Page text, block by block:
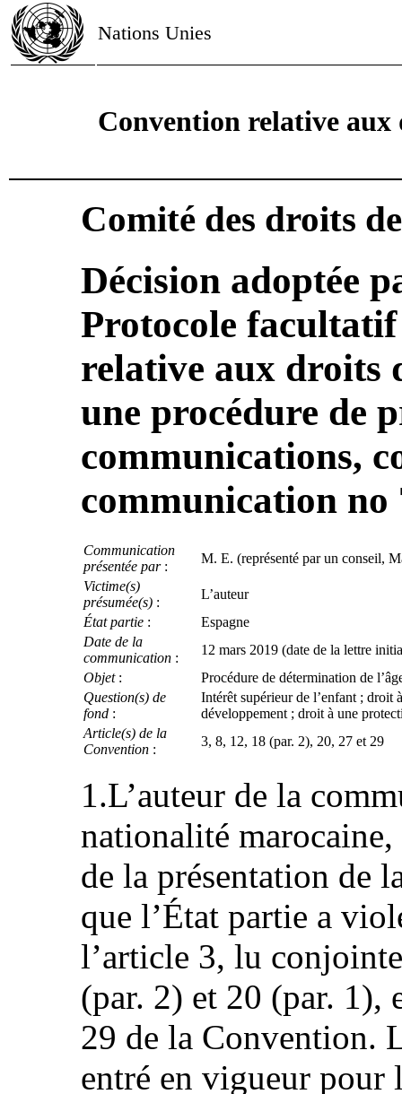
Nations Unies
Convention relative aux
Comité des droits
Décision adoptée
Protocole
relative aux droits
une procédure de
communications,
communication no
Communication
présentée par:
M. E. (représenté par un conseil,
Victime(s)
présumée(s) :
L’auteur
État partie :
Espagne
Date de la
communication :
12 mars 2019 (date de la lettre
Objet:
Procédure de détermination de
Question(s) de
fond :
Intérêt supérieur de l’enfant ; droit
développement ; droit à une
Article(s) de la
Convention :
3, 8, 12, 18 (par. 2), 20, 27 et 29
1.L’auteur de la
nationalité marocaine,
de la présentation de
que l’État partie a
l’article 3, lu
(par. 2) et 20 (par. 1),
29 de la Convention.
entré en vigueur pour